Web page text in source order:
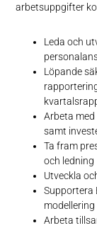
arbetsuppgifter
Leda och
Löpande
Arbeta
samt
Ta fram
och ledning
Utveckla
Supportera
modellering
Arbeta